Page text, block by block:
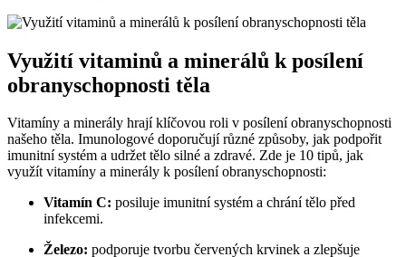
Využití vitaminů a minerálů k posílení
obranyschopnosti těla
Vitamíny a minerály hrají klíčovou roli v posílení obranyschopnosti
našeho těla. Imunologové doporučují různé způsoby, jak podpořit
imunitní systém a udržet tělo silné a zdravé. Zde je 10 tipů, jak
využít vitamíny a minerály k posílení obranyschopnosti:
Vitamín C: posiluje imunitní systém a chrání tělo před
infekcemi.
Železo: podporuje tvorbu červených krvinek a zlepšuje